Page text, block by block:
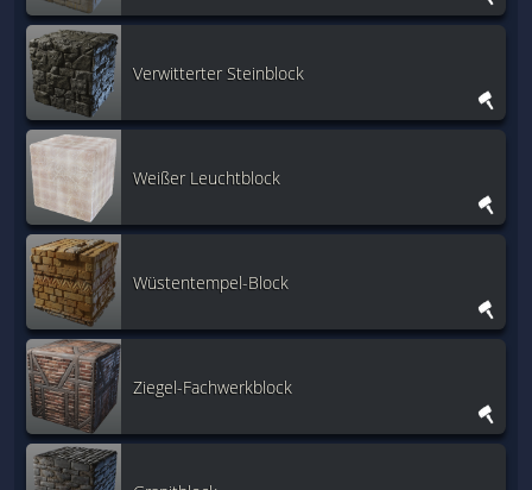
Verwitterter Steinblock
Weißer Leuchtblock
Wüstentempel-Block
Ziegel-Fachwerkblock